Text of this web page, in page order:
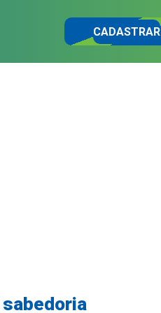
CADASTRAR
sabedoria